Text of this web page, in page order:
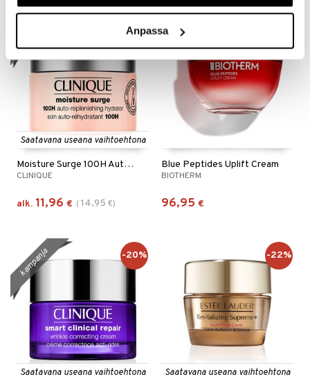
Anpassa
Saatavana useana vaihtoehtona
Moisture Surge 100H Auto Replenishing Hydrator
CLINIQUE
alk. 11,96 € ( 14,95 €)
Blue Peptides Uplift Cream
BIOTHERM
96,95 €
Saatavana useana vaihtoehtona
kampanja -20%
Saatavana useana vaihtoehtona
-22%